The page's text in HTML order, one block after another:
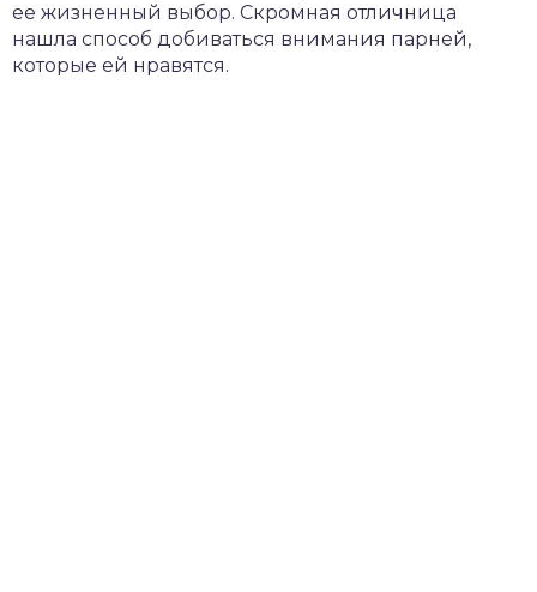
ее жизненный выбор. Скромная отличница
нашла способ добиваться внимания парней,
которые ей нравятся.